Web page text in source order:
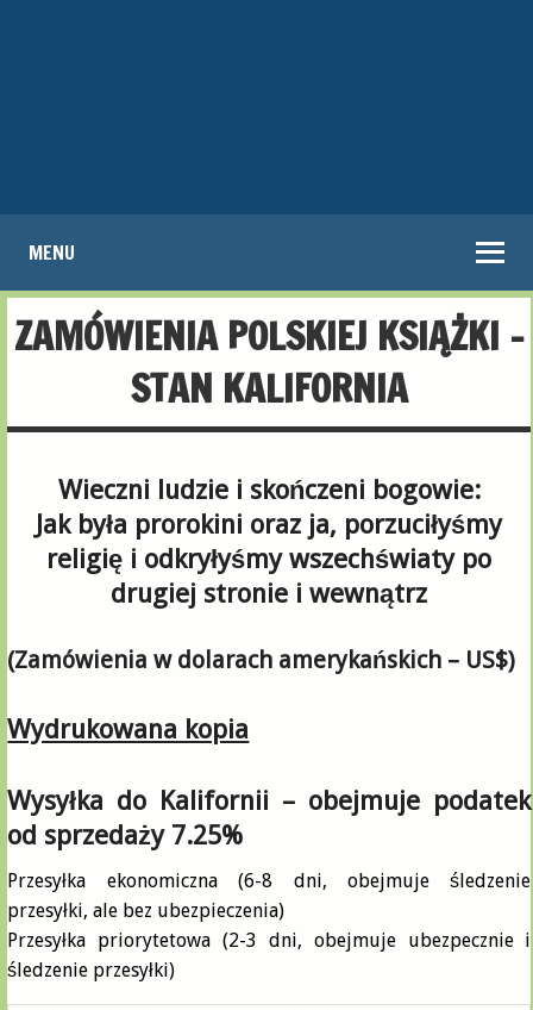
MENU
ZAMÓWIENIA POLSKIEJ KSIĄŻKI –
STAN KALIFORNIA
Wieczni ludzie i skończeni bogowie:
Jak była prorokini oraz ja, porzuciłyśmy
religię i odkryłyśmy wszechświaty po
drugiej stronie i wewnątrz
(Zamówienia w dolarach amerykańskich – US$)
Wydrukowana kopia
Wysyłka do Kalifornii – obejmuje podatek
od sprzedaży 7.25%
Przesyłka ekonomiczna (6-8 dni, obejmuje śledzenie
przesyłki, ale bez ubezpieczenia)
Przesyłka priorytetowa (2-3 dni, obejmuje ubezpecznie i
śledzenie przesyłki)